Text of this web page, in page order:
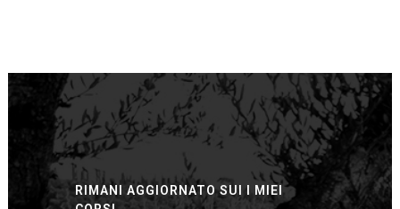
RIMANI AGGIORNATO SUI I MIEI